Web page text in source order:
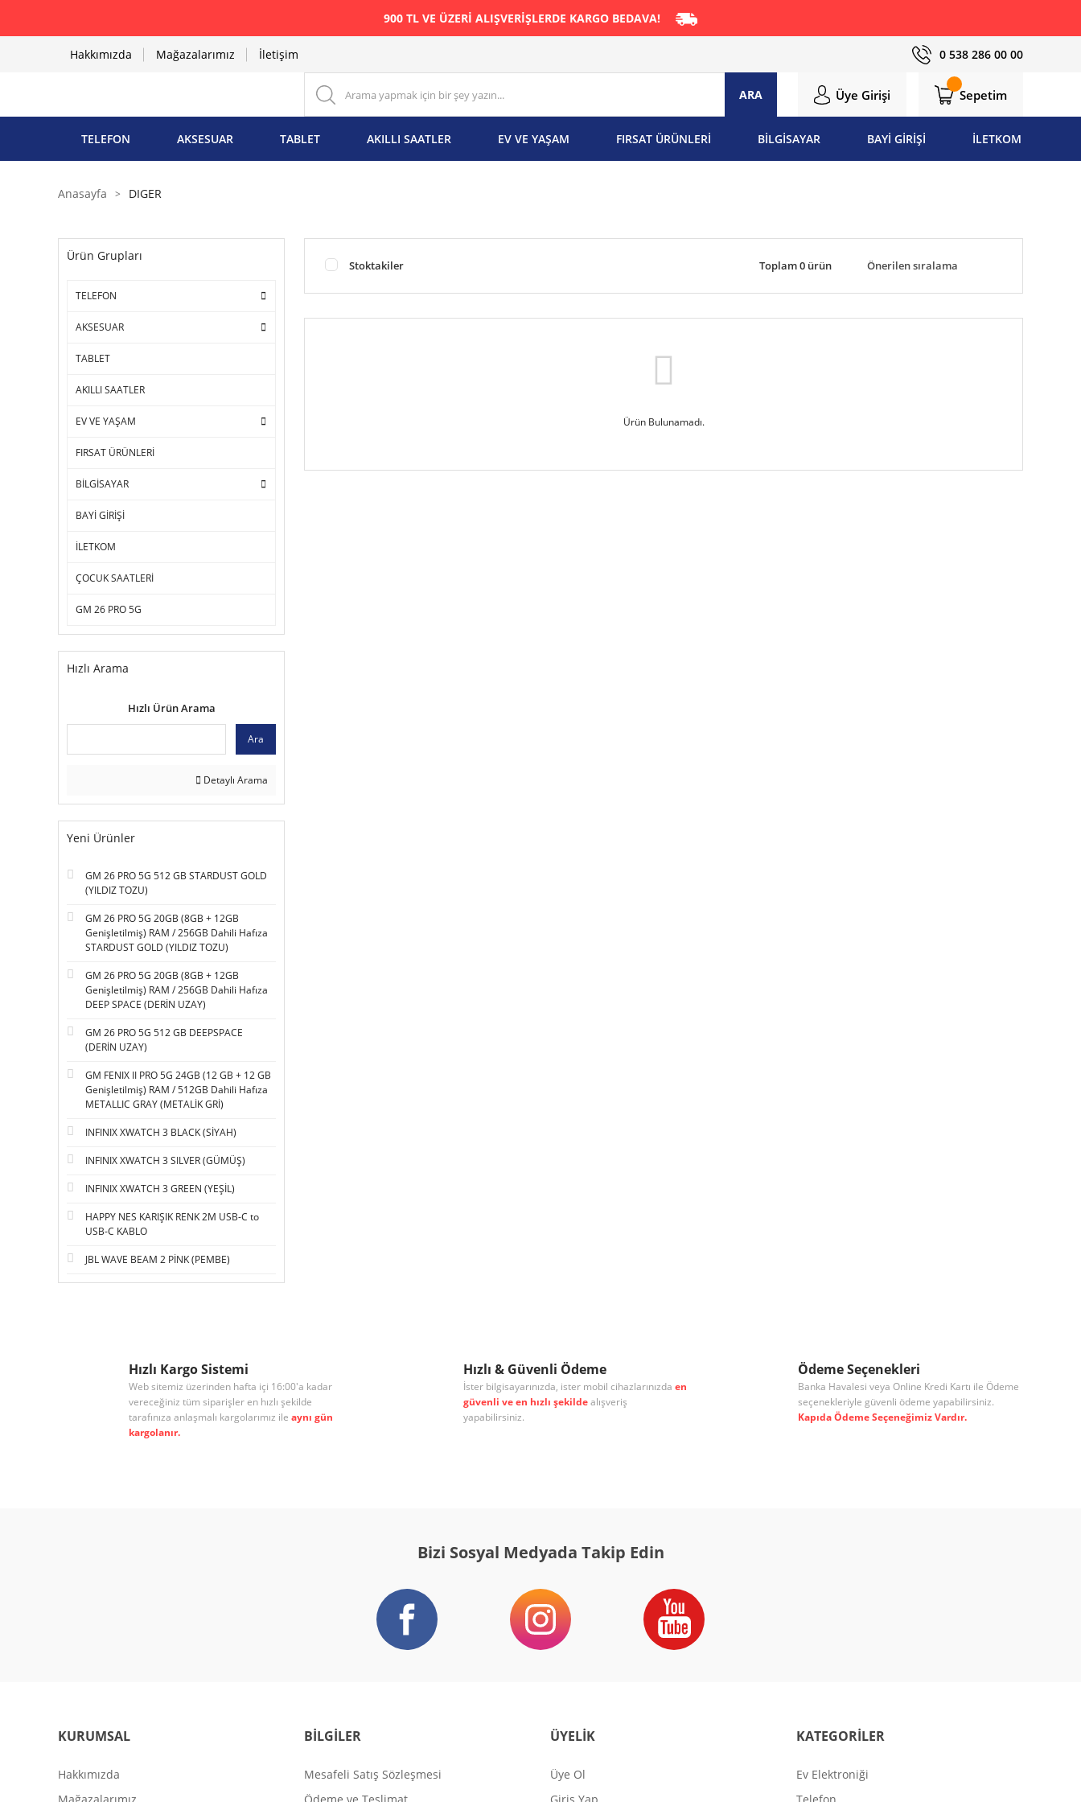
900 TL VE ÜZERİ ALIŞVERİŞLERDE KARGO BEDAVA!
Hakkımızda Mağazalarımız İletişim 0 538 286 00 00
ARA Üye Girişi Sepetim
TELEFON AKSESUAR TABLET AKILLI SAATLER EV VE YAŞAM FIRSAT ÜRÜNLERİ BİLGİSAYAR BAYİ GİRİŞİ İLETKOM
Anasayfa DIGER
Ürün Grupları
TELEFON
AKSESUAR
TABLET
AKILLI SAATLER
EV VE YAŞAM
FIRSAT ÜRÜNLERİ
BİLGİSAYAR
BAYİ GİRİŞİ
İLETKOM
ÇOCUK SAATLERİ
GM 26 PRO 5G
Hızlı Arama
Hızlı Ürün Arama
Ara
Detaylı Arama
Yeni Ürünler
GM 26 PRO 5G 512 GB STARDUST GOLD
(YILDIZ TOZU)
GM 26 PRO 5G 20GB (8GB + 12GB
Genişletilmiş) RAM / 256GB Dahili Hafıza
STARDUST GOLD (YILDIZ TOZU)
GM 26 PRO 5G 20GB (8GB + 12GB
Genişletilmiş) RAM / 256GB Dahili Hafıza
DEEP SPACE (DERİN UZAY)
GM 26 PRO 5G 512 GB DEEPSPACE
(DERİN UZAY)
GM FENIX II PRO 5G 24GB (12 GB + 12 GB
Genişletilmiş) RAM / 512GB Dahili Hafıza
METALLIC GRAY (METALİK GRİ)
INFINIX XWATCH 3 BLACK (SİYAH)
INFINIX XWATCH 3 SILVER (GÜMÜŞ)
INFINIX XWATCH 3 GREEN (YEŞİL)
HAPPY NES KARIŞIK RENK 2M USB-C to
USB-C KABLO
JBL WAVE BEAM 2 PİNK (PEMBE)
Stoktakiler Toplam 0 ürün
Ürün Bulunamadı.
Hızlı Kargo Sistemi
Web sitemiz üzerinden hafta içi 16:00'a kadar
vereceğiniz tüm siparişler en hızlı şekilde
tarafınıza anlaşmalı kargolarımız ile aynı gün
kargolanır.
Hızlı & Güvenli Ödeme
İster bilgisayarınızda, ister mobil cihazlarınızda en
güvenli ve en hızlı şekildealışveriş
yapabilirsiniz.
Ödeme Seçenekleri
Banka Havalesi veya Online Kredi Kartı ile Ödeme
seçenekleriyle güvenli ödeme yapabilirsiniz.
Kapıda Ödeme Seçeneğimiz Vardır.
Bizi Sosyal Medyada Takip Edin
KURUMSAL
Hakkımızda
BİLGİLER
Mesafeli Satış Sözleşmesi
ÜYELİK
Üye Ol
KATEGORİLER
Ev Elektroniği